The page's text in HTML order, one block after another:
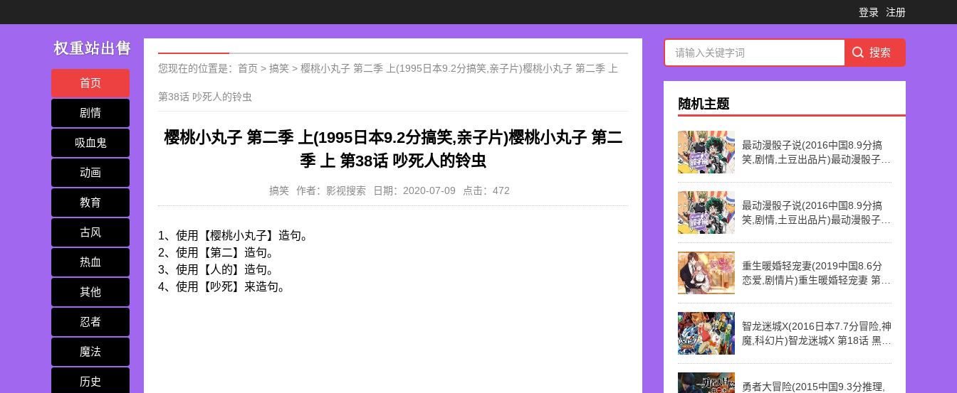
登录 注册
首页
剧情
吸血鬼
动画
教育
古风
热血
其他
忍者
魔法
历史
您现在的位置是： 首页 > 搞笑 > 樱桃小丸子 第二季 上(1995日本9.2分搞笑,亲子片)樱桃小丸子 第二季 上
第38话 吵死人的铃虫
樱桃小丸子 第二季 上(1995日本9.2分搞笑,亲子片)樱桃小丸子 第二
季 上 第38话 吵死人的铃虫
搞笑 作者：影视搜索 日期：2020-07-09 点击：472
1、使用【樱桃小丸子】造句。
2、使用【第二】造句。
3、使用【人的】造句。
4、使用【吵死】来造句。
随机主题
最动漫骰子说(2016中国8.9分搞
笑,剧情,土豆出品片)最动漫骰子说
最动漫骰子说(2016中国8.9分搞
笑,剧情,土豆出品片)最动漫骰子说
重生暖婚轻宠妻(2019中国8.6分
恋爱,剧情片)重生暖婚轻宠妻 第5
智龙迷城X(2016日本7.7分冒险,神
魔,科幻片)智龙迷城X 第18话 黑暗
勇者大冒险(2015中国9.3分推理,